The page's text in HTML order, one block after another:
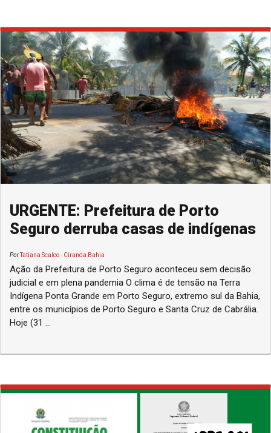
URGENTE: Prefeitura de Porto
Seguro derruba casas de indígenas
PorTatiana Scalco - Ciranda Bahia
Ação da Prefeitura de Porto Seguro aconteceu sem decisão
judicial e em plena pandemia O clima é de tensão na Terra
Indígena Ponta Grande em Porto Seguro, extremo sul da Bahia,
entre os municípios de Porto Seguro e Santa Cruz de Cabrália.
Hoje (31 ...